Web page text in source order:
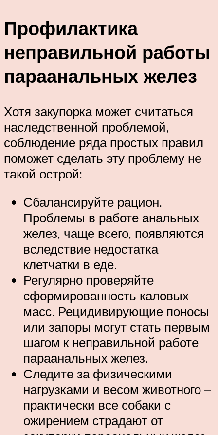
Профилактика
неправильной работы
параанальных желез
Хотя закупорка может считаться
наследственной проблемой,
соблюдение ряда простых правил
поможет сделать эту проблему не
такой острой:
Сбалансируйте рацион.
Проблемы в работе анальных
желез, чаще всего, появляются
вследствие недостатка
клетчатки в еде.
Регулярно проверяйте
сформированность каловых
масс. Рецидивирующие поносы
или запоры могут стать первым
шагом к неправильной работе
параанальных желез.
Следите за физическими
нагрузками и весом животного –
практически все собаки с
ожирением страдают от